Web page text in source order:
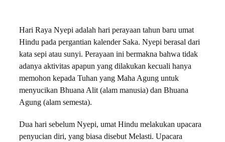
Hari Raya Nyepi adalah hari perayaan tahun baru umat
Hindu pada pergantian kalender Saka. Nyepi berasal dari
kata sepi atau sunyi. Perayaan ini bermakna bahwa tidak
adanya aktivitas apapun yang dilakukan kecuali hanya
memohon kepada Tuhan yang Maha Agung untuk
menyucikan Bhuana Alit (alam manusia) dan Bhuana
Agung (alam semesta).
Dua hari sebelum Nyepi, umat Hindu melakukan upacara
penyucian diri, yang biasa disebut Melasti. Upacara